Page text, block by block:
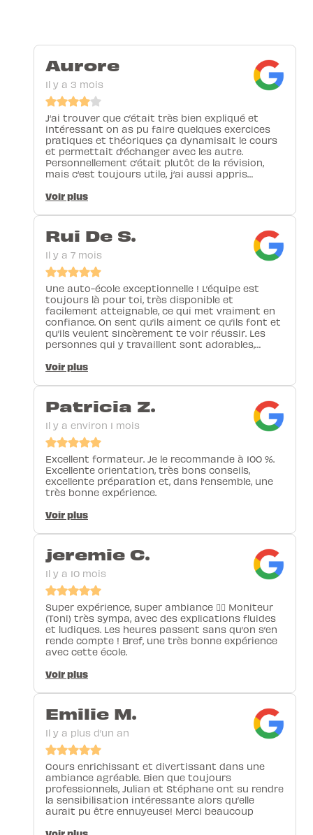
Aurore
Il y a 3 mois
J‘ai trouver que c’était très bien expliqué et
intéressant on as pu faire quelques exercices
pratiques et théoriques ça dynamisait le cours
et permettait d’échanger avec les autre.
Personnellement c’était plutôt de la révision,
mais c‘est toujours utile, j‘ai aussi appris
du secourisme j’ai trouvé le cours assez long.
Voir plus
Rui De S.
Il y a 7 mois
Une auto-école exceptionnelle ! L’équipe est
toujours là pour toi, très disponible et
facilement atteignable, ce qui met vraiment en
confiance. On sent qu’ils aiment ce qu’ils font et
qu’ils veulent sincèrement te voir réussir. Les
personnes qui y travaillent sont adorables,
instructeurs. Une vraie équipe en or ! Mention
faire mes leçons : Il est incroyable. Amical,
patient, très pédagogue et surtout il s’adapte
parfaitement à ton rythme et à ta manière
d’apprendre. Toujours dans la bonne humeur, il
met à l’aise dès le début et donne confiance au
volant. Je recommande cette auto-école les
yeux fermés
Voir plus
Patricia Z.
Il y a environ 1 mois
Excellent formateur. Je le recommande à 100 %.
Excellente orientation, très bons conseils,
excellente préparation et, dans l'ensemble, une
très bonne expérience.
Voir plus
jeremie C.
Il y a 10 mois
Super expérience, super ambiance 👍🏻 Moniteur
(Toni) très sympa, avec des explications fluides
et ludiques. Les heures passent sans qu’on s’en
rende compte ! Bref, une très bonne expérience
avec cette école.
Voir plus
Emilie M.
Il y a plus d’un an
Cours enrichissant et divertissant dans une
ambiance agréable. Bien que toujours
professionnels, Julian et Stéphane ont su rendre
la sensibilisation intéressante alors qu’elle
aurait pu être ennuyeuse! Merci beaucoup